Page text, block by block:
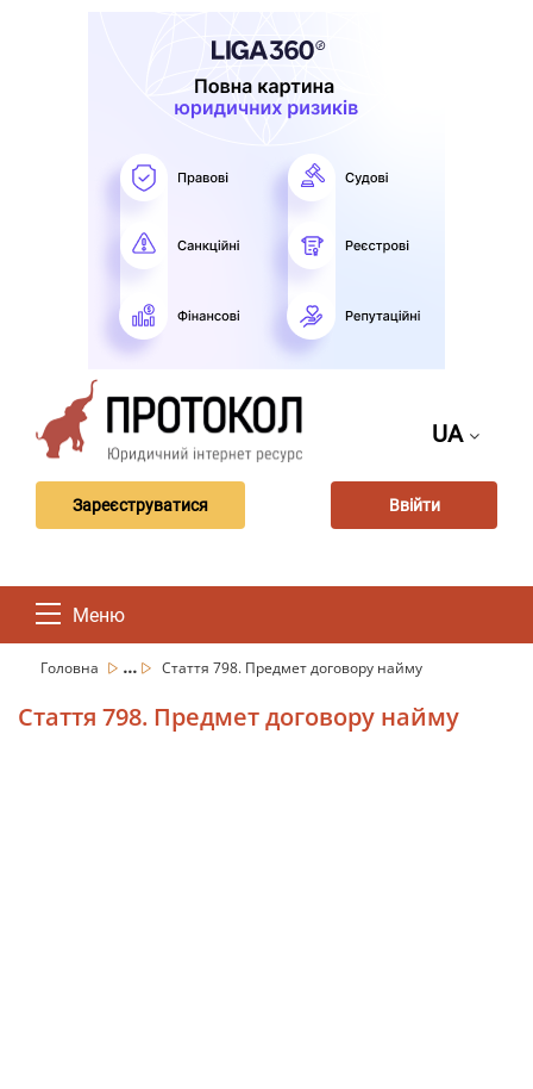
UA
Зареєструватися Ввійти
Меню
Головна ... Стаття 798. Предмет договору найму
Стаття 798. Предмет договору найму